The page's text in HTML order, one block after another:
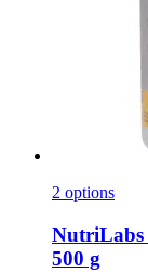
2 options
NutriLabs
500 g